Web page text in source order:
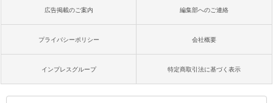
広告掲載のご案内 編集部へのご連絡
プライバシーポリシー 会社概要
インプレスグループ 特定商取引法に基づく表示